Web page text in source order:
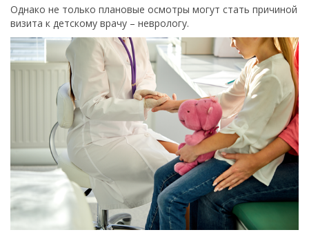
Однако не только плановые осмотры могут стать причиной
визита к детскому врачу – неврологу.